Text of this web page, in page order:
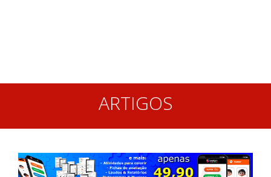
ARTIGOS